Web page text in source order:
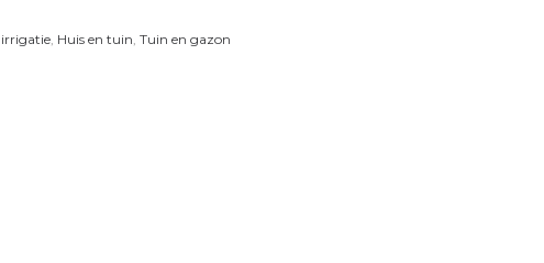
irrigatie, Huis en tuin, Tuin en gazon